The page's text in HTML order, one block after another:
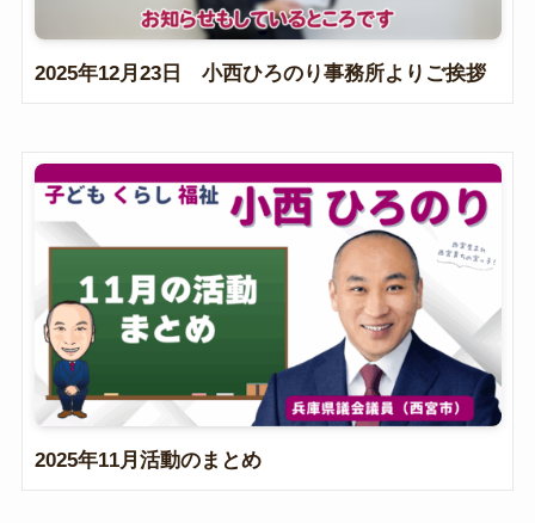
2025年12月23日 小西ひろのり事務所よりご挨拶
2025年11月活動のまとめ